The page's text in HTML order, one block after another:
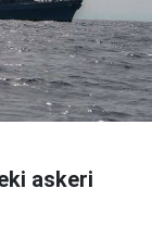
askeri